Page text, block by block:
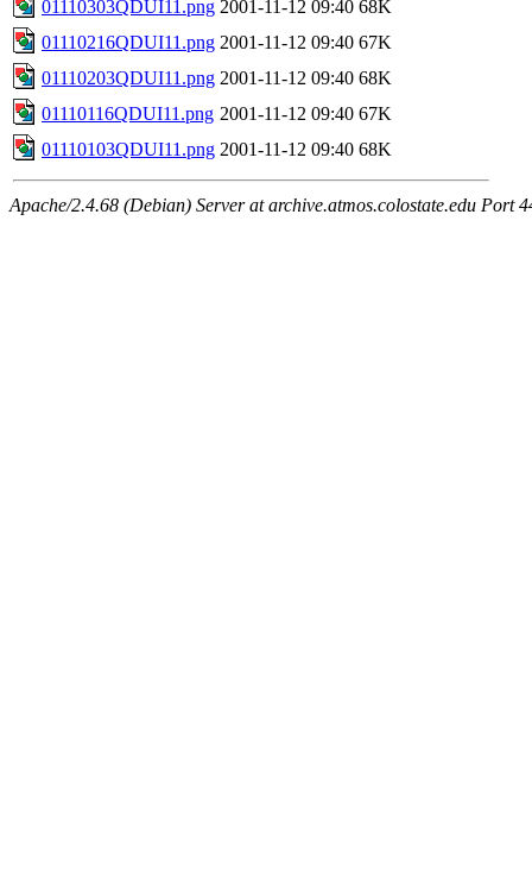
01110303QDUI11.png 2001-11-12 09:40 68K
01110216QDUI11.png 2001-11-12 09:40 67K
01110203QDUI11.png 2001-11-12 09:40 68K
01110116QDUI11.png 2001-11-12 09:40 67K
01110103QDUI11.png 2001-11-12 09:40 68K
Apache/2.4.68 (Debian) Server at archive.atmos.colostate.edu Port